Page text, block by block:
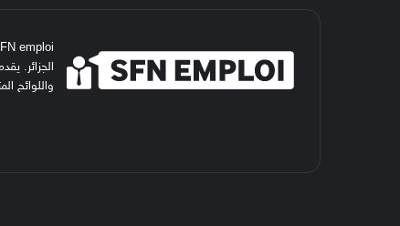
الجزائر.
واللوائح